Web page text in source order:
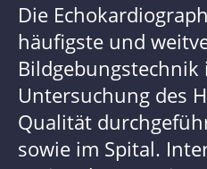
Die
häufigste und
Bildgebungstechnik
Untersuchung des
Qualität
sowie im Spital.